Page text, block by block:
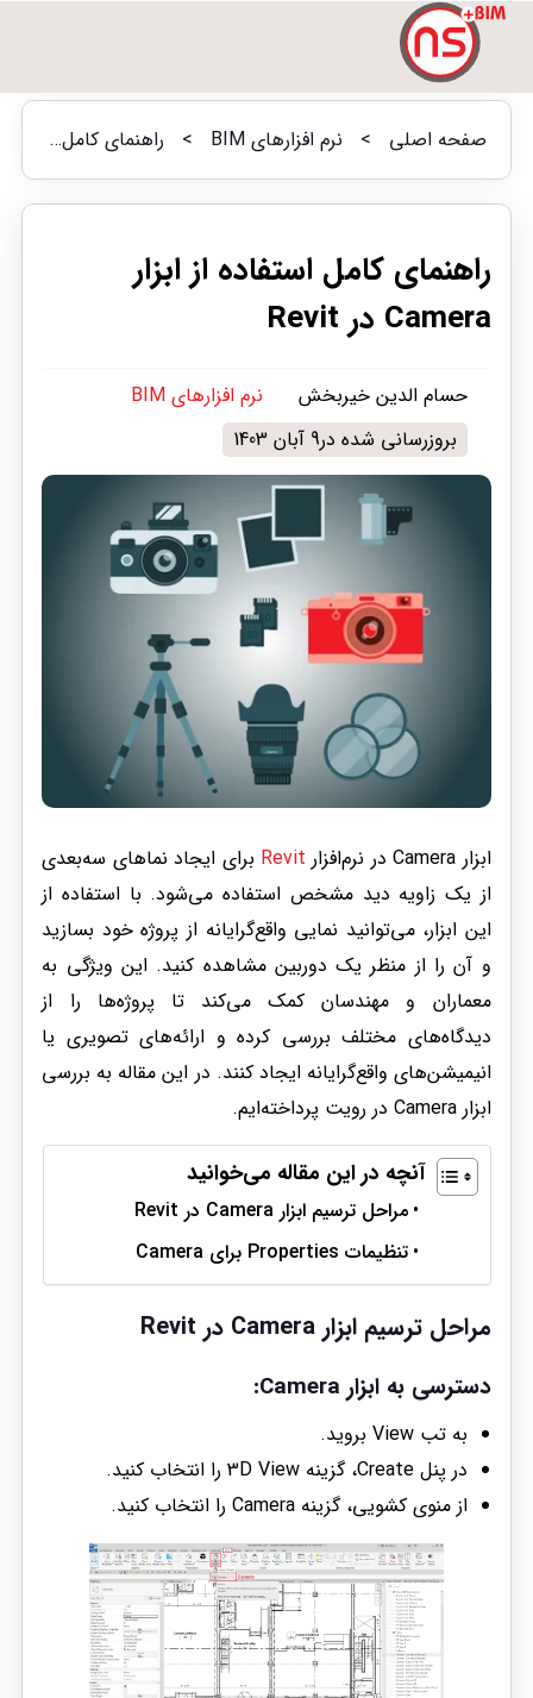
صفحه اصلی > نرم افزارهای BIM > راهنمای کامل استفاده از ابزار Camera در Revit
راهنمای کامل استفاده از ابزار
Camera در Revit
حسام الدین خیربخش
نرم افزارهای BIM
بروزرسانی شده در9 آبان 1403
ابزار Camera در نرم‌افزار Revit برای ایجاد نماهای سه‌بعدی
از یک زاویه دید مشخص استفاده می‌شود. با استفاده از
این ابزار، می‌توانید نمایی واقع‌گرایانه از پروژه خود بسازید
و آن را از منظر یک دوربین مشاهده کنید. این ویژگی به
معماران و مهندسان کمک می‌کند تا پروژه‌ها را از
دیدگاه‌های مختلف بررسی کرده و ارائه‌های تصویری یا
انیمیشن‌های واقع‌گرایانه ایجاد کنند. در این مقاله به بررسی
ابزار Camera در رویت پرداخته‌ایم.
آنچه در این مقاله می‌خوانید
مراحل ترسیم ابزار Camera در Revit
تنظیمات Properties برای Camera
مراحل ترسیم ابزار Camera در Revit
دسترسی به ابزار Camera:
به تب View بروید.
در پنل Create، گزینه 3D View را انتخاب کنید.
از منوی کشویی، گزینه Camera را انتخاب کنید.